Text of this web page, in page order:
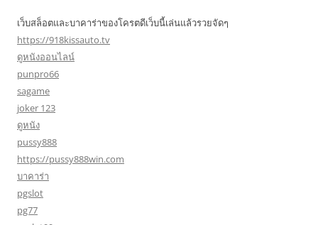
เว็บสล็อตและบาคาร่าของโครตดีเว็บนี้เล่นแล้วรวยจัดๆ
https://918kissauto.tv
ดูหนังออนไลน์
punpro66
sagame
joker 123
ดูหนัง
pussy888
https://pussy888win.com
บาคาร่า
pgslot
pg77